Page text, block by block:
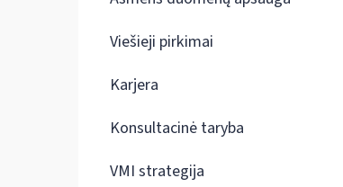
Viešieji pirkimai
Karjera
Konsultacinė taryba
VMI strategija